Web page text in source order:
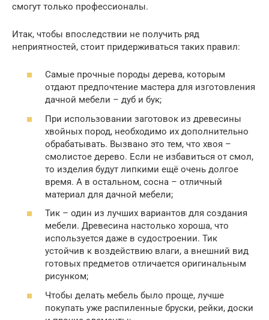
смогут только профессионалы.
Итак, чтобы впоследствии не получить ряд
неприятностей, стоит придерживаться таких правил:
Самые прочные породы дерева, которым
отдают предпочтение мастера для изготовления
дачной мебели – дуб и бук;
При использовании заготовок из древесины
хвойных пород, необходимо их дополнительно
обрабатывать. Вызвано это тем, что хвоя –
смолистое дерево. Если не избавиться от смол,
то изделия будут липкими ещё очень долгое
время. А в остальном, сосна – отличный
материал для дачной мебели;
Тик – один из лучших вариантов для создания
мебели. Древесина настолько хороша, что
используется даже в судостроении. Тик
устойчив к воздействию влаги, а внешний вид
готовых предметов отличается оригинальным
рисунком;
Чтобы делать мебель было проще, лучше
покупать уже распиленные бруски, рейки, доски